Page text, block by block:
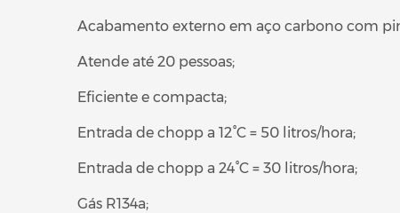
Acabamento externo em aço carbono com
Atende até 20 pessoas;
Eficiente e compacta;
Entrada de chopp a 12°C = 50 litros/hora;
Entrada de chopp a 24°C = 30 litros/hora;
Gás R134a;